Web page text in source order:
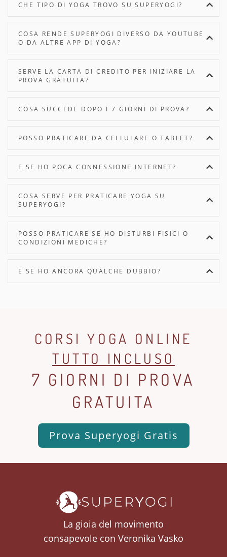
CHE TIPO DI YOGA TROVO SU SUPERYOGI?
COSA RENDE SUPERYOGI DIVERSO DA YOUTUBE
O DA ALTRE APP DI YOGA?
SERVE LA CARTA DI CREDITO PER INIZIARE LA
PROVA GRATUITA?
COSA SUCCEDE DOPO I 7 GIORNI DI PROVA?
POSSO PRATICARE DA CELLULARE O TABLET?
E SE HO POCA CONNESSIONE INTERNET?
COSA SERVE PER PRATICARE YOGA SU
SUPERYOGI?
POSSO PRATICARE SE HO DISTURBI FISICI O
CONDIZIONI MEDICHE?
E SE HO ANCORA QUALCHE DUBBIO?
CORSI YOGA ONLINE
TUTTO INCLUSO
7 GIORNI DI PROVA
GRATUITA
Prova Superyogi Gratis
La gioia del movimento
consapevole con Veronika Vasko